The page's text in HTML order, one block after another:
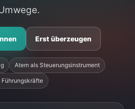
Erst überzeugen
Atem als Steuerungsinstrument
Führungskräfte